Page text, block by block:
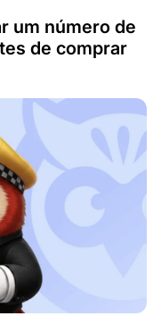
um número de
de comprar